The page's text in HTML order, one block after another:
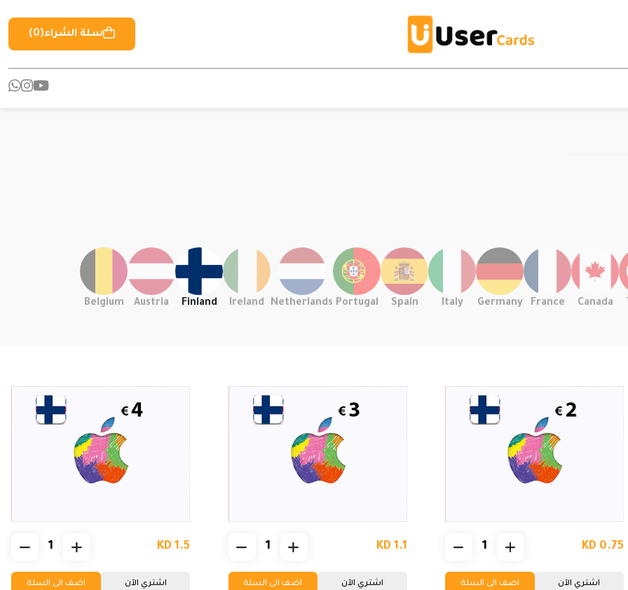
سلة الشراء(0)
Canada
France
Germany
Italy
Spain
Portugal
Netherlands
Ireland
Finland
Austria
Belgium
KD 0.75
اشتري الآن اضف الى السلة
KD 1.1
اشتري الآن اضف الى السلة
KD 1.5
اشتري الآن اضف الى السلة